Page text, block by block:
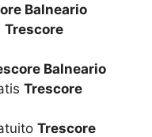
Balneario
Trescore
Balneario
Trescore
Trescore